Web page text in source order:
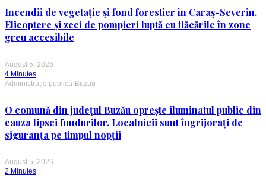
Incendii de vegetație și fond forestier în Caraș-Severin.
Elicoptere și zeci de pompieri luptă cu flăcările în zone
greu accesibile
August 5, 2026
4 Minutes
Administrație publică Buzau
O comună din județul Buzău oprește iluminatul public din
cauza lipsei fondurilor. Localnicii sunt îngrijorați de
siguranța pe timpul nopții
August 5, 2026
2 Minutes